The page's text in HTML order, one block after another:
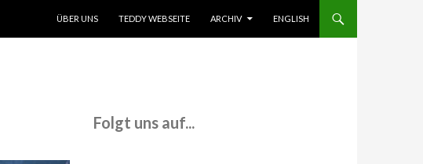
ÜBER UNS
TEDDY WEBSEITE ARCHIV ENGLISH
Folgt uns auf...